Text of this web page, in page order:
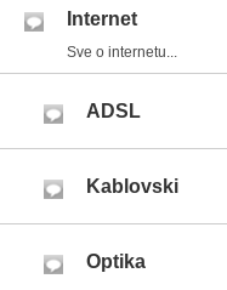
Internet
Sve o internetu...
ADSL
Kablovski
Optika